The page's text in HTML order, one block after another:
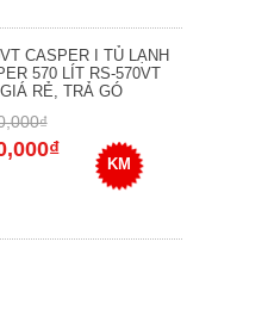
CASPER I TỦ LẠNH
570 LÍT RS-570VT
GIÁ RẺ, TRẢ GÓ
KM